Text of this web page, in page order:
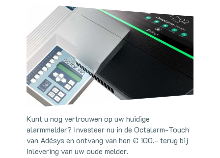
Kunt u nog vertrouwen op uw huidige
alarmmelder? Investeer nu in de Octalarm-Touch
van Adésys en ontvang van hen € 100,- terug bij
inlevering van uw oude melder.